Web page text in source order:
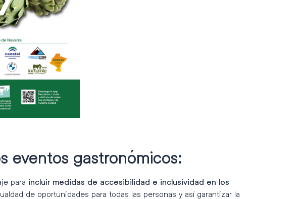
eventos gastronómicos:
para incluir medidas de accesibilidad e inclusividad en los
de oportunidades para todas las personas y así garantizar la